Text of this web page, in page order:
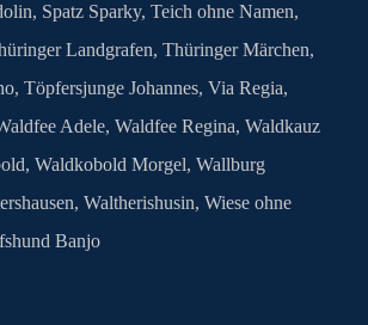
, Spatz Sparky, Teich ohne Namen,
Landgrafen, Thüringer Märchen,
, Töpfersjunge Johannes, Via Regia,
Adele, Waldfee Regina, Waldkauz
, Waldkobold Morgel, Wallburg
, Waltherishusin, Wiese ohne
Banjo